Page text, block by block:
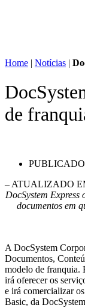
Home | Notícias |
de
– ATUALIZADO
DocSystem Express
documentos em
A DocSystem
Documentos,
modelo de franquia.
irá oferecer os
e irá comercializar
Basic, da